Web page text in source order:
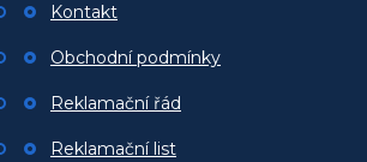
í
Kontakt
Obchodní podmínky
Reklamační řád
Reklamační list